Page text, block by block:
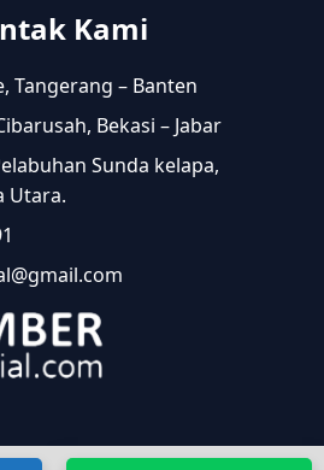
Kami
Tangerang – Banten
Bekasi – Jabar
Sunda kelapa,
Utara.
Semua Hak Dilindungi.